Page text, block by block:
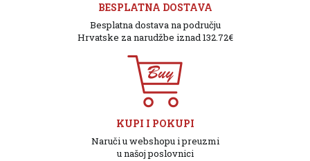
BESPLATNA DOSTAVA
Besplatna dostava na području
Hrvatske za narudžbe iznad 132.72€
KUPI I POKUPI
Naruči u webshopu i preuzmi
u našoj poslovnici